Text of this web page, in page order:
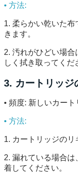
• 方法:
1. 柔らかい乾いた
きます。
2. 汚れがひどい場
しく拭き取ってくだ
3. カートリッジ
• 頻度: 新しいカー
• 方法:
1. カートリッジのリ
2. 漏れている場合
着してください。